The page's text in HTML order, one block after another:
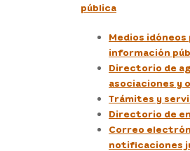
pública
Medios
información
Directorio de
asociaciones y
Trámites y
Directorio de
Correo
notificaciones